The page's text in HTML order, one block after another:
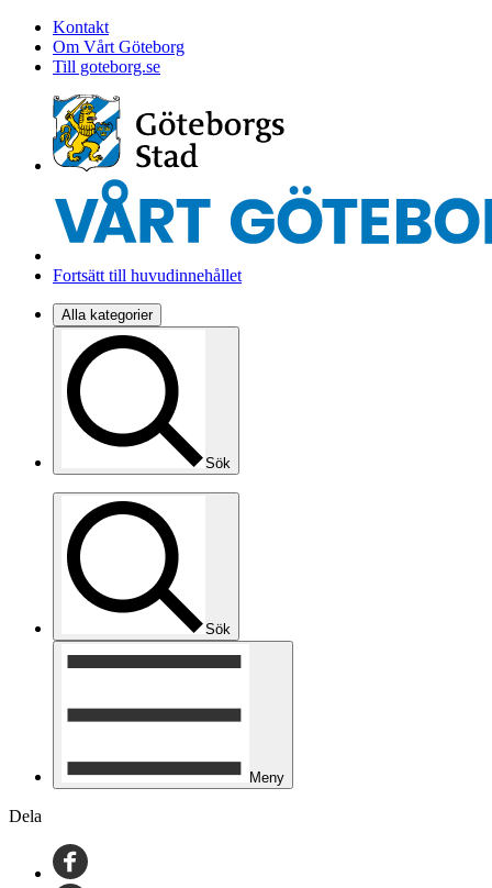
Kontakt
Om Vårt Göteborg
Till goteborg.se
Fortsätt till huvudinnehållet
Alla kategorier
Sök
Sök
Meny
Dela